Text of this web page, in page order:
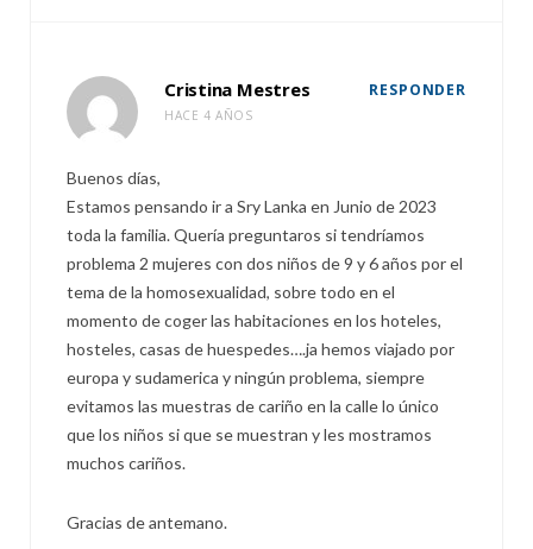
Cristina Mestres
HACE 4 AÑOS
RESPONDER
Buenos días,
Estamos pensando ir a Sry Lanka en Junio de 2023
toda la familia. Quería preguntaros si tendríamos
problema 2 mujeres con dos niños de 9 y 6 años por el
tema de la homosexualidad, sobre todo en el
momento de coger las habitaciones en los hoteles,
hosteles, casas de huespedes….ja hemos viajado por
europa y sudamerica y ningún problema, siempre
evitamos las muestras de cariño en la calle lo único
que los niños si que se muestran y les mostramos
muchos cariños.
Gracias de antemano.